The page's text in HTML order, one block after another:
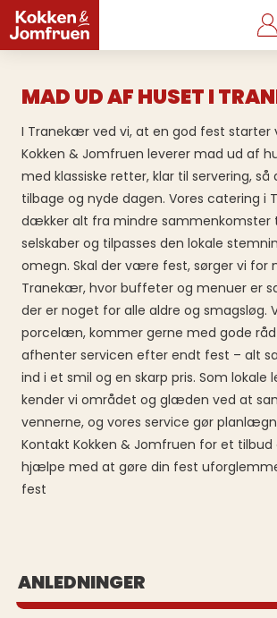
MAD UD AF HUSET I
I Tranekær ved vi, at en god fest starter
Kokken & Jomfruen leverer mad ud af
med klassiske retter, klar til servering,
tilbage og nyde dagen. Vores catering i
dækker alt fra mindre sammenkomster
selskaber og tilpasses den lokale
omegn. Skal der være fest, sørger vi for
Tranekær, hvor buffeter og menuer er
der er noget for alle aldre og smagsløg.
porcelæn, kommer gerne med gode
afhenter servicen efter endt fest – alt
ind i et smil og en skarp pris. Som lokale
kender vi området og glæden ved at
vennerne, og vores service gør
Kontakt Kokken & Jomfruen for et tilbud
hjælpe med at gøre din fest
fest
ANLEDNINGER
Se vores populære buffeter